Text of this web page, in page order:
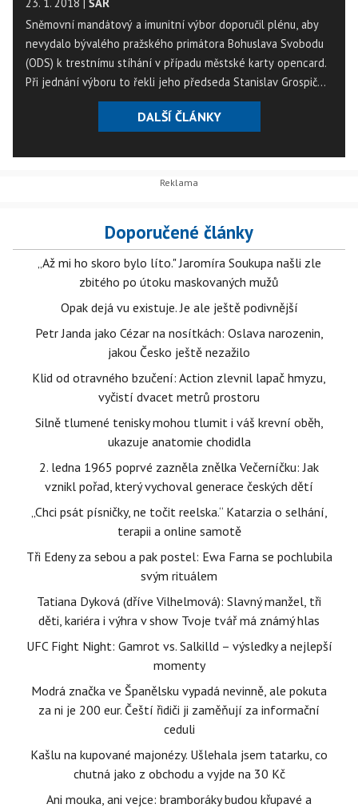
Sněmovní mandátový a imunitní výbor doporučil plénu, aby
nevydalo bývalého pražského primátora Bohuslava Svobodu
(ODS) k trestnímu stíhání v případu městské karty opencard.
Při jednání výboru to řekli jeho předseda Stanislav Grospič
(KSČM) a zpravodaj Petr Gazdík (STAN). Svoboda stojí před
odvolacím soudem, prvoinstanční soud mu uložil podmíněný
Pavla Růžičku obžalovaného z podílu na nevýhodném prodeji
DALŠÍ ČLÁNKY
Doporučené články
„Až mi ho skoro bylo líto." Jaromíra Soukupa našli zle
zbitého po útoku maskovaných mužů
Opak dejá vu existuje. Je ale ještě podivnější
Petr Janda jako Cézar na nosítkách: Oslava narozenin,
jakou Česko ještě nezažilo
Klid od otravného bzučení: Action zlevnil lapač hmyzu,
vyčistí dvacet metrů prostoru
Silně tlumené tenisky mohou tlumit i váš krevní oběh,
ukazuje anatomie chodidla
2. ledna 1965 poprvé zazněla znělka Večerníčku: Jak
vznikl pořad, který vychoval generace českých dětí
„Chci psát písničky, ne točit reelska.“ Katarzia o selhání,
terapii a online samotě
Tři Edeny za sebou a pak postel: Ewa Farna se pochlubila
svým rituálem
Tatiana Dyková (dříve Vilhelmová): Slavný manžel, tři
děti, kariéra i výhra v show Tvoje tvář má známý hlas
UFC Fight Night: Gamrot vs. Salkilld – výsledky a nejlepší
momenty
Modrá značka ve Španělsku vypadá nevinně, ale pokuta
za ni je 200 eur. Čeští řidiči ji zaměňují za informační
ceduli
Kašlu na kupované majonézy. Ušlehala jsem tatarku, co
chutná jako z obchodu a vyjde na 30 Kč
Ani mouka, ani vejce: bramboráky budou křupavé a